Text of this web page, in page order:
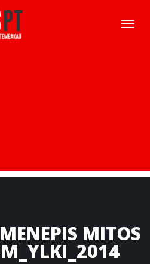
MITOS